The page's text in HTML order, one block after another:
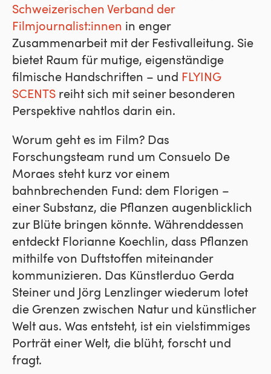
Schweizerischen Verband der
Filmjournalist:innen in enger
Zusammenarbeit mit der Festivalleitung. Sie
bietet Raum für mutige, eigenständige
filmische Handschriften – und FLYING
SCENTS reiht sich mit seiner besonderen
Perspektive nahtlos darin ein.
Worum geht es im Film? Das
Forschungsteam rund um Consuelo De
Moraes steht kurz vor einem
bahnbrechenden Fund: dem Florigen –
einer Substanz, die Pflanzen augenblicklich
zur Blüte bringen könnte. Währenddessen
entdeckt Florianne Koechlin, dass Pflanzen
mithilfe von Duftstoffen miteinander
kommunizieren. Das Künstlerduo Gerda
Steiner und Jörg Lenzlinger wiederum lotet
die Grenzen zwischen Natur und künstlicher
Welt aus. Was entsteht, ist ein vielstimmiges
Porträt einer Welt, die blüht, forscht und
fragt.